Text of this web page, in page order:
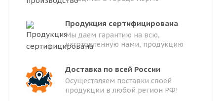
Продукция сертифицирована
Мы даем гарантию на всю,
изготовленную нами, продукцию
Доставка по всей России
Осуществляем поставки своей
продукции в любой регион РФ!